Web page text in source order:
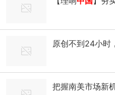
原创不到24小时
把握南美市场新